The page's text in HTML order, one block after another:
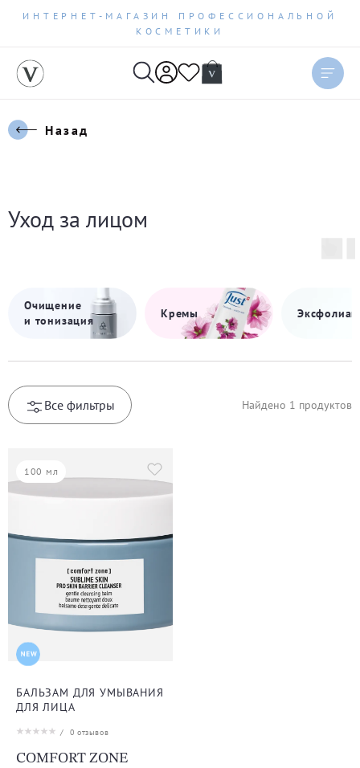
ИНТЕРНЕТ-МАГАЗИН ПРОФЕССИОНАЛЬНОЙ
КОСМЕТИКИ
Назад
Уход за лицом
Очищение
и тонизация
Кремы
Все фильтры Найдено 1 продуктов
100 мл
БАЛЬЗАМ ДЛЯ УМЫВАНИЯ
ДЛЯ ЛИЦА
/ 0 отзывов
COMFORT ZONE